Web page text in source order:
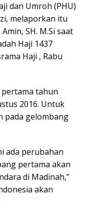
dan Umroh (PHU)
melaporkan itu
SH. M.Si saat
Haji 1437
Haji , Rabu
tahun
2016. Untuk
pada gelombang
ada perubahan
pertama akan
di Madinah,”
akan